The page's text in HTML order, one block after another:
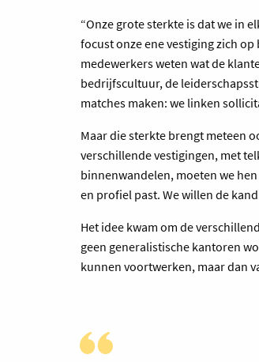
“Onze grote sterkte is dat we in
focust onze ene vestiging zich
medewerkers weten wat de
bedrijfscultuur, de
matches maken: we linken
Maar die sterkte brengt meteen
verschillende vestigingen, met
binnenwandelen, moeten we
en profiel past. We willen de
Het idee kwam om de
geen generalistische kantoren
kunnen voortwerken, maar dan